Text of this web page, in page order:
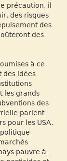
précaution, il
des risques
des
des
à ce
des idées
les grands
des
parlent
pour les USA,
pauvre à